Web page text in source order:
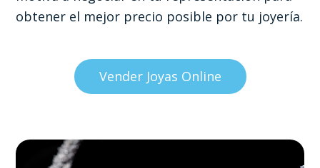
obtener el mejor precio posible por tu joyería.
Vender Joyas Online